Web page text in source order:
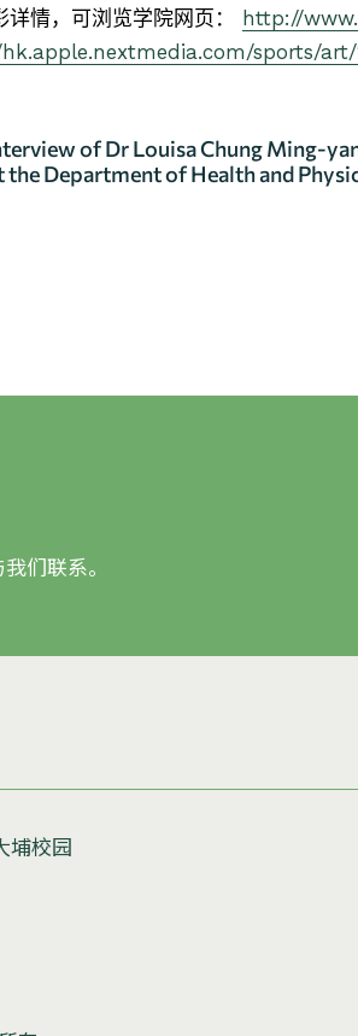
详情，可浏览学院网页：
http://
sports/art/
of Dr Louisa Chung Ming-
the Department of Health and
们联系。
埔校园